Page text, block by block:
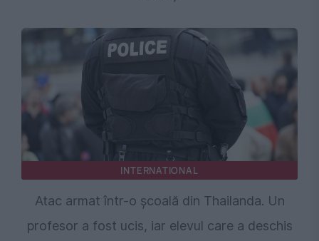
INTERNATIONAL
Atac armat într-o școală din Thailanda. Un
profesor a fost ucis, iar elevul care a deschis